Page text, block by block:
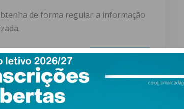
de forma regular a informação
ostermos e condições